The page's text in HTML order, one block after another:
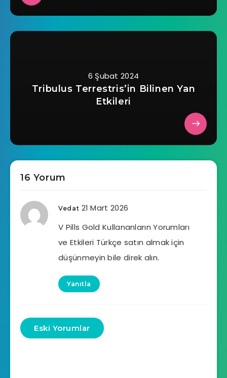
6 Şubat 2024
Tribulus Terrestris’in Bilinen Yan
Etkileri
16 Yorum
Vedat 21 Mart 2026
V Pills Gold Kullananların Yorumları
ve Etkileri Türkçe satın almak için
düşünmeyin bile direk alın.
Yanıtla
Eski Yorumlar